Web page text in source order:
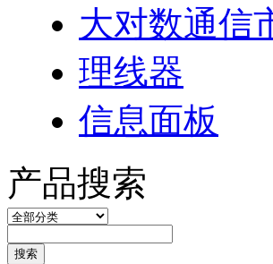
大对数通信
理线器
信息面板
产品搜索
搜索